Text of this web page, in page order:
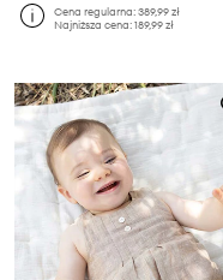
Cena regularna:389,99 zł
Najniższa cena:189,99 zł